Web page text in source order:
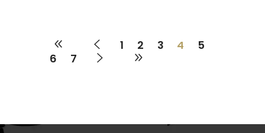
1 2 3 4
5
6
7